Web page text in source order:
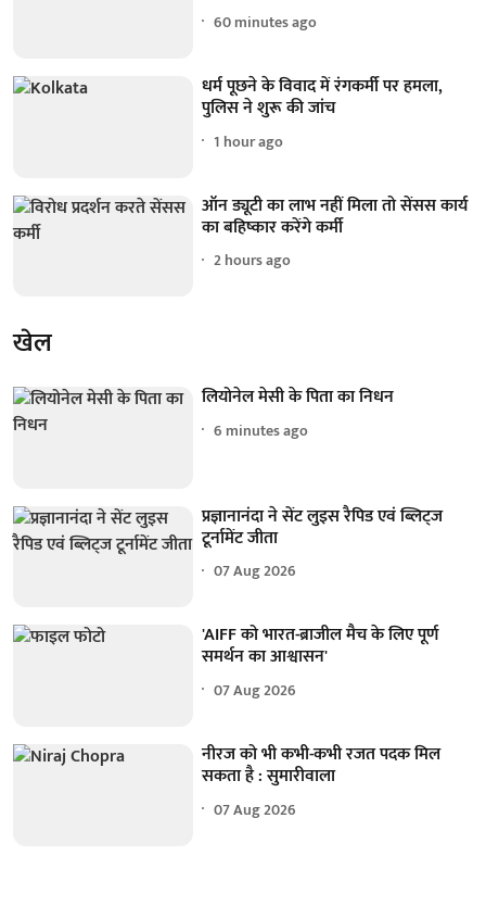
60 minutes ago
धर्म पूछने के विवाद में रंगकर्मी पर हमला,
पुलिस ने शुरू की जांच
1 hour ago
ऑन ड्यूटी का लाभ नहीं मिला तो सेंसस कार्य
का बहिष्कार करेंगे कर्मी
2 hours ago
खेल
लियोनेल मेसी के पिता का निधन
6 minutes ago
प्रज्ञानानंदा ने सेंट लुइस रैपिड एवं ब्लिट्ज
टूर्नामेंट जीता
07 Aug 2026
'AIFF को भारत-ब्राजील मैच के लिए पूर्ण
समर्थन का आश्वासन'
07 Aug 2026
नीरज को भी कभी-कभी रजत पदक मिल
सकता है : सुमारीवाला
07 Aug 2026